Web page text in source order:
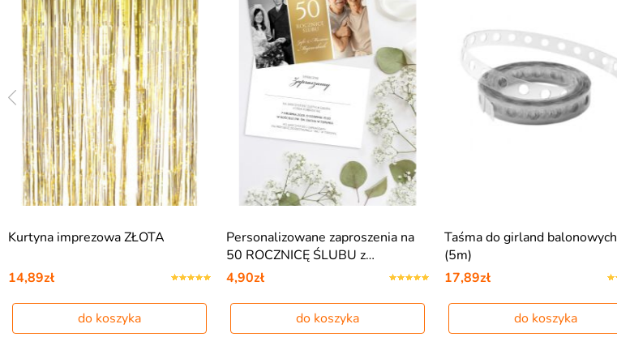
Kurtyna imprezowa ZŁOTA
14,89zł
do koszyka
Personalizowane zaproszenia na
50 ROCZNICĘ ŚLUBU z…
4,90zł
do koszyka
Taśma do girland balonowych
(5m)
17,89zł
do koszyka